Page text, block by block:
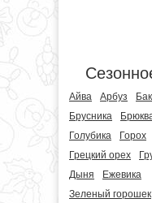
Айва Арбуз
Брусника
Голубика
Горох
Грецкий орех
Дыня
Ежевика
Зеленый горошек